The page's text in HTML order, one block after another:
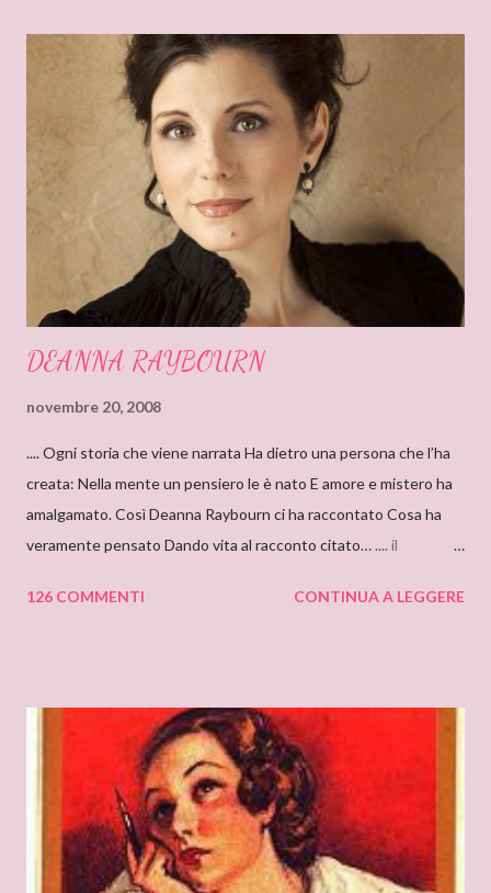
n
DEANNA RAYBOURN
novembre 20, 2008
.... Ogni storia che viene narrata Ha dietro una persona che l’ha
creata: Nella mente un pensiero le è nato E amore e mistero ha
amalgamato. Così Deanna Raybourn ci ha raccontato Cosa ha
veramente pensato Dando vita al racconto citato… .... il
RAYBOURN Ciao Deanna, posso solo iniziare dicendo che sono
molto affascinante, con un intreccio poderoso e
un’ambientazione suggestiva – una tenuta di campagna in
un’antica abbazia, niente meno! E mi ha ricordato i vecchi
romanzi gotici con così tanto mistero ed elementi
soprannaturali. Hi, Deanna, I can only start saying that I’m very
very proud to interview an author like you. I’ve just finished
126 COMMENTI CONTINUA A LEGGERE